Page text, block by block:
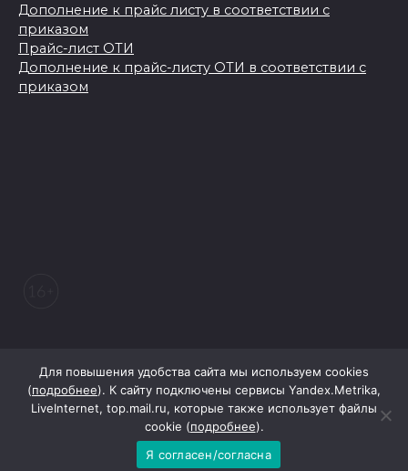
Дополнение к прайс листу в соответствии с
приказом
Прайс-лист ОТИ
Дополнение к прайс-листу ОТИ в соответствии с
приказом
При поддержке Правительства Ростовской области
Для повышения удобства сайта мы используем cookies
(подробнее). К сайту подключены сервисы Yandex.Metrika,
LiveInternet, top.mail.ru, которые также использует файлы
cookie (подробнее).
Я согласен/согласна